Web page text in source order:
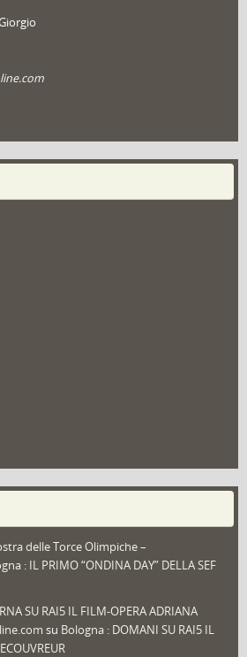
(25)
delle Torce Olimpiche –
: IL PRIMO “ONDINA DAY” DELLA SEF
SU RAI5 IL FILM-OPERA ADRIANA
su Bologna : DOMANI SU RAI5 IL